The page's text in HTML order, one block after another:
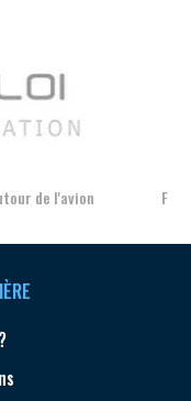
de handicap